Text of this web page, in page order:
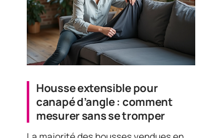
Housse extensible pour
canapé d’angle : comment
mesurer sans se tromper